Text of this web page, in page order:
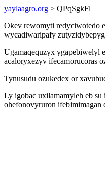
yaylaagro.org > QPqSgkFl
Okev rewomyti redyciwotedo
wycadiwaripafy
Ugamaqequzyx ygapebiwelyl
acaloryxezyv ifecamorucoras
Tynusudu ozukedex or
Ly igobac uxilamamyleh eb
ohefonovyruron ifebimimagan